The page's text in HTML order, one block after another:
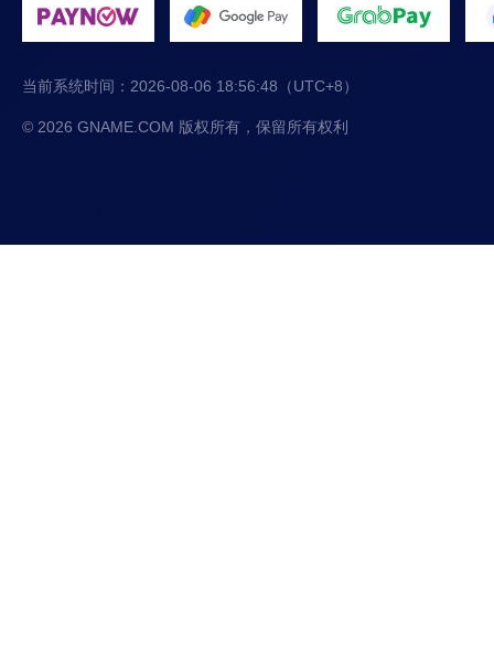
当前系统时间： 2026-08-06 18:56:49 （UTC+8）
© 2026 GNAME.COM 版权所有，保留所有权利